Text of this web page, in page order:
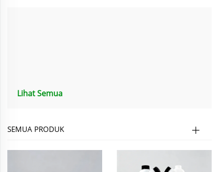
Lihat Semua
SEMUA PRODUK